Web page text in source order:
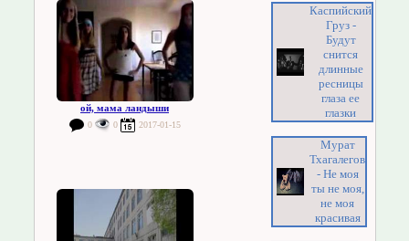
ой, мама ландыши
0 0 2017-01-15
Каспийский
Груз -
Будут
снится
длинные
ресницы
глаза ее
глазки
Мурат
Тхагалегов
- Не моя
ты не моя,
не моя
красивая